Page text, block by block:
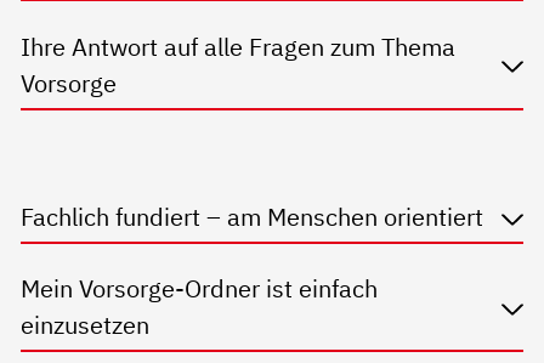
Ihre Antwort auf alle Fragen zum Thema
Vorsorge
Fachlich fundiert – am Menschen orientiert
Mein Vorsorge-Ordner ist einfach
einzusetzen